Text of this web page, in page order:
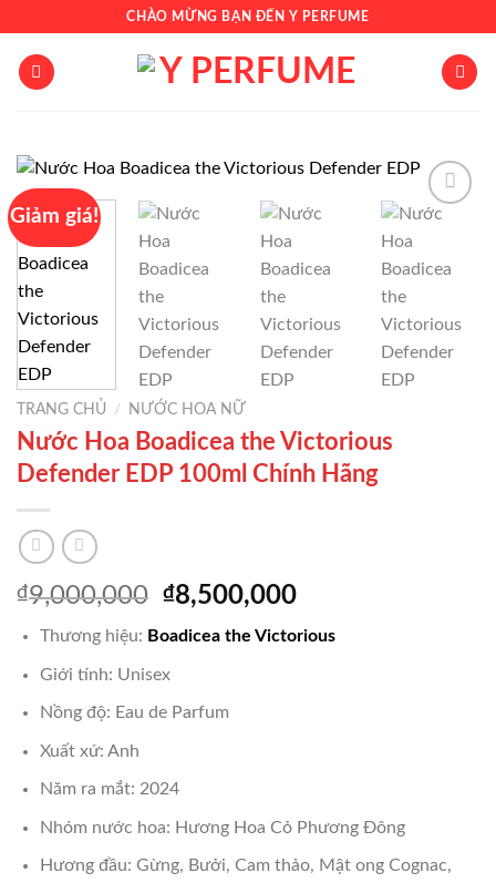
nội
dung
CHÀO MỪNG BẠN ĐẾN Y PERFUME
Giảm giá!
Add to
TRANG CHỦ / NƯỚC HOA NỮ
Nước Hoa Boadicea the Victorious
Defender EDP 100ml Chính Hãng
₫9,000,000 Giá
là:
₫9,000,000.
₫8,500,000Giá
tại
Thương hiệu: Boadicea the Victorious
Giới tính: Unisex
Nồng độ: Eau de Parfum
Xuất xứ: Anh
Năm ra mắt: 2024
Nhóm nước hoa: Hương Hoa Cỏ Phương Đông
Hương đầu: Gừng, Bưởi, Cam thảo, Mật ong Cognac,